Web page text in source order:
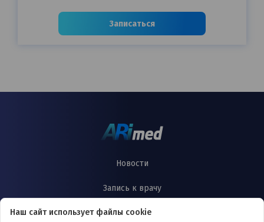
Записаться
Новости
Запись к врачу
Лицензии и сертификаты
Наш сайт использует файлы cookie